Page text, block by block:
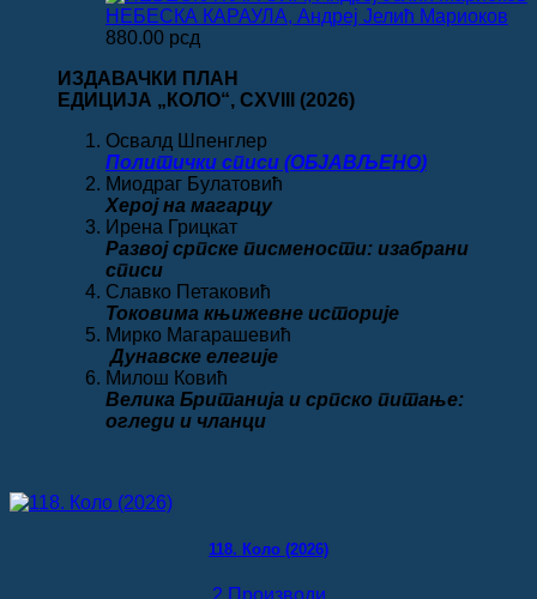
НЕБЕСКА КАРАУЛА, Андреј Јелић Мариоков
880.00 рсд
ИЗДАВАЧКИ ПЛАН
ЕДИЦИЈА „КОЛО“, CXVIII
(2026)
Освалд Шпенглер
Политички списи (ОБЈАВЉЕНО)
Миодраг Булатовић
Херој на магарцу
Ирена Грицкат
Развој српске писмености: изабрани
списи
Славко Петаковић
Токовима књижевне историје
Мирко Магарашевић
Дунавске елегије
Милош Ковић
Велика Британија и српско питање:
огледи и чланци
118. Коло (2026)